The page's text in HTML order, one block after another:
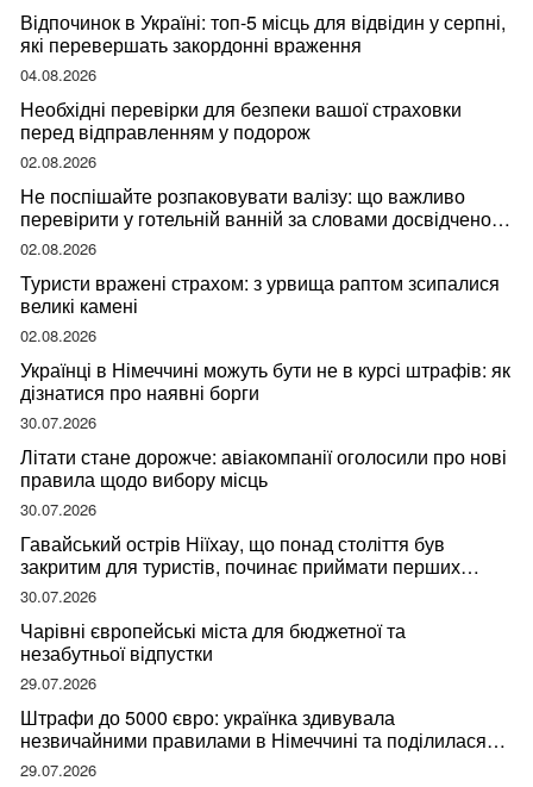
Відпочинок в Україні: топ-5 місць для відвідин у серпні,
які перевершать закордонні враження
04.08.2026
Необхідні перевірки для безпеки вашої страховки
перед відправленням у подорож
02.08.2026
Не поспішайте розпаковувати валізу: що важливо
перевірити у готельній ванній за словами досвідченої
мандрівниці
02.08.2026
Туристи вражені страхом: з урвища раптом зсипалися
великі камені
02.08.2026
Українці в Німеччині можуть бути не в курсі штрафів: як
дізнатися про наявні борги
30.07.2026
Літати стане дорожче: авіакомпанії оголосили про нові
правила щодо вибору місць
30.07.2026
Гавайський острів Ніїхау, що понад століття був
закритим для туристів, починає приймати перших
відвідувачів
30.07.2026
Чарівні європейські міста для бюджетної та
незабутньої відпустки
29.07.2026
Штрафи до 5000 євро: українка здивувала
незвичайними правилами в Німеччині та поділилася
правдою
29.07.2026